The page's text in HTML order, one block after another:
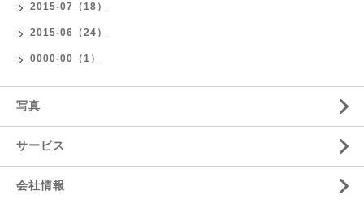
2015-07（18）
2015-06（24）
0000-00（1）
写真
サービス
会社情報